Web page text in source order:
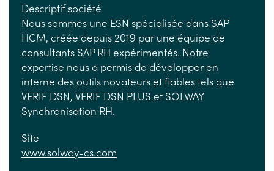
Descriptif société
Nous sommes une ESN spécialisée dans SAP
HCM, créée depuis 2019 par une équipe de
consultants SAP RH expérimentés. Notre
expertise nous a permis de développer en
interne des outils novateurs et fiables tels que
VERIF DSN, VERIF DSN PLUS et SOLWAY
Synchronisation RH.
Site
www.solway-cs.com